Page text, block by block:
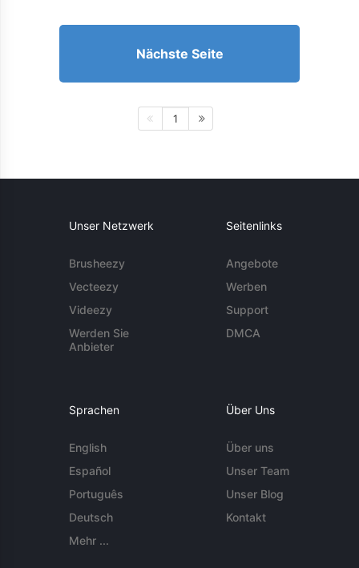
Nächste Seite
1
Unser Netzwerk
Brusheezy
Vecteezy
Videezy
Werden Sie
Anbieter
Seitenlinks
Angebote
Werben
Support
DMCA
Sprachen
English
Español
Português
Deutsch
Mehr ...
Über Uns
Über uns
Unser Team
Unser Blog
Kontakt